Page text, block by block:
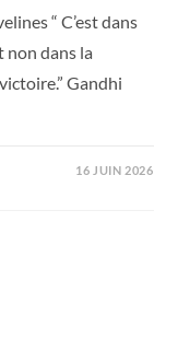
“ C’est dans
dans la
Gandhi
16 JUIN 2026